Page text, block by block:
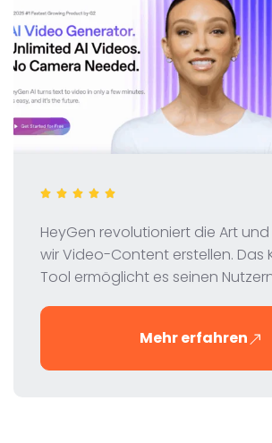
HeyGen revolutioniert die Art und
wir Video-Content erstellen. Das
Tool ermöglicht es seinen
kostengünstig. In dieser Review
einen genauen Blick auf
Mehr erfahren